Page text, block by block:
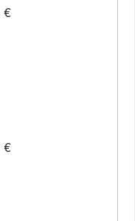
€
€